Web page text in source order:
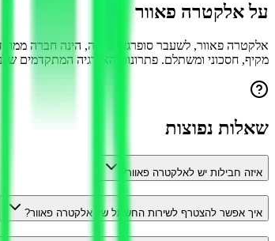
עלאלקטרה פאוור
אלקטרה פאוור, לשעבר סופרגז אנרגיה, הינה חברה
מקיף, חסכוני ומשתלם. פתרונות האנרגיה המתקדמים
שאלות נפוצות
איזה חבילות יש לאלקטרה פאוור?
איך אפשר להצטרף לשירות החשמל של אלקטרה פאוור?